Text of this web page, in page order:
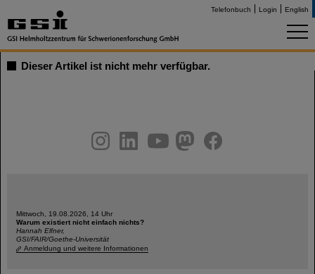
Telefonbuch Login English
Dieser Artikel ist nicht mehr verfügbar.
youtubehelmholtz.socialfacebook
Mittwoch, 19.08.2026, 14 Uhr
Warum existiert nicht einfach nichts?
Hannah Elfner,
GSI/FAIR/Goethe-Universität
Anmeldung und weitere Informationen